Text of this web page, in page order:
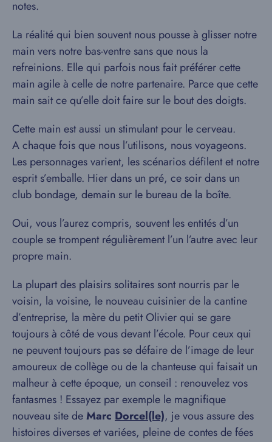
notes.
La réalité qui bien souvent nous pousse à glisser notre
main vers notre bas-ventre sans que nous la
refreinions. Elle qui parfois nous fait préférer cette
main agile à celle de notre partenaire. Parce que cette
main sait ce qu’elle doit faire sur le bout des doigts.
Cette main est aussi un stimulant pour le cerveau.
A chaque fois que nous l’utilisons, nous voyageons.
Les personnages varient, les scénarios défilent et notre
esprit s’emballe. Hier dans un pré, ce soir dans un
club bondage, demain sur le bureau de la boîte.
Oui, vous l’aurez compris, souvent les entités d’un
couple se trompent régulièrement l’un l’autre avec leur
propre main.
La plupart des plaisirs solitaires sont nourris par le
voisin, la voisine, le nouveau cuisinier de la cantine
d’entreprise, la mère du petit Olivier qui se gare
toujours à côté de vous devant l’école. Pour ceux qui
ne peuvent toujours pas se défaire de l’image de leur
amoureux de collège ou de la chanteuse qui faisait un
malheur à cette époque, un conseil : renouvelez vos
fantasmes ! Essayez par exemple le magnifique
nouveau site deMarc Dorcel(le), je vous assure des
histoires diverses et variées, pleine de contes de fées